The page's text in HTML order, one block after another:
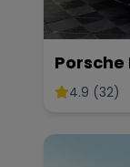
4.9 (32)